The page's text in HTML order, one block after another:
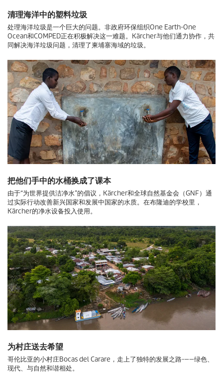
清理海洋中的塑料垃圾
处理海洋垃圾是一个巨大的问题。非政府环保组织One Earth-One
Ocean和COMPED正在积极解决这一难题。Kärcher与他们通力协作，共
同解决海洋垃圾问题，清理了柬埔寨海域的垃圾。
把他们手中的水桶换成了课本
由于“为世界提供洁净水”的倡议，Kärcher和全球自然基金会（GNF）通
过实际行动改善新兴国家和发展中国家的水质。在布隆迪的学校里，
Kärcher的净水设备投入使用。
为村庄送去希望
哥伦比亚的小村庄Bocas del Carare，走上了独特的发展之路-——绿色、
现代、与自然和谐相处。